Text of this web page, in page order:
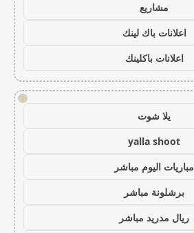
مشاريع
اعلانات باك لينك
اعلانات باكلينك
!
يلا شوت
yalla shoot
مباريات اليوم مباشر
برشلونة مباشر
ريال مدريد مباشر